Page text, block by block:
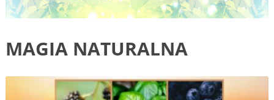
MAGIA NATURALNA